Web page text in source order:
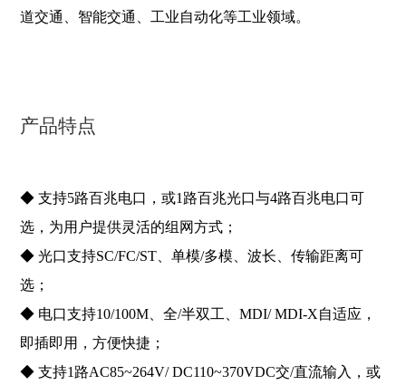
道交通、智能交通、工业自动化等工业领域。
产品特点
◆ 支持5路百兆电口，或1路百兆光口与4路百兆电口可
选，为用户提供灵活的组网方式；
◆ 光口支持SC/FC/ST、单模/多模、波长、传输距离可
选；
◆ 电口支持10/100M、全/半双工、MDI/ MDI-X自适应，
即插即用，方便快捷；
◆ 支持1路AC85~264V/ DC110~370VDC交/直流输入，或